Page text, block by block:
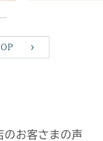
のお客さまの声